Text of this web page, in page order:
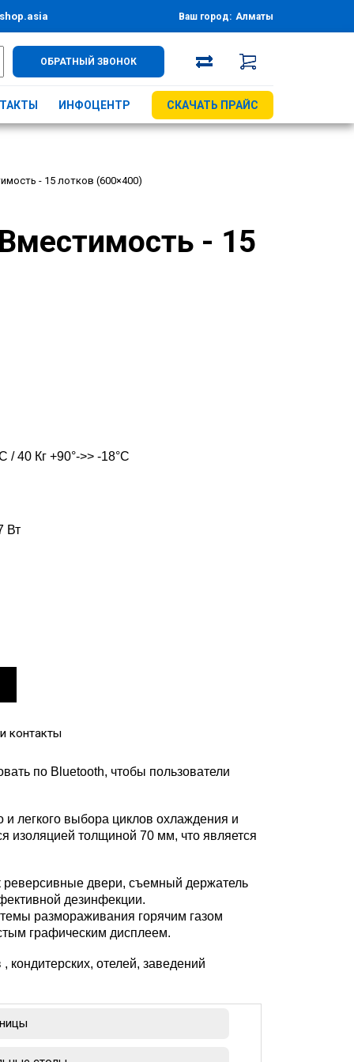
Ваш город: Алматы
ОБРАТНЫЙ ЗВОНОК
ИНФОЦЕНТР СКАЧАТЬ ПРАЙС
- 15 лотков (600×400)
- 15
/ 40 Кг +90°->> -18°C
Вт
контакты
по Bluetooth, чтобы пользователи
легкого выбора циклов охлаждения и
изоляцией толщиной 70 мм, что является
реверсивные двери, съемный держатель
дезинфекции.
размораживания горячим газом
графическим дисплеем.
отелей, заведений